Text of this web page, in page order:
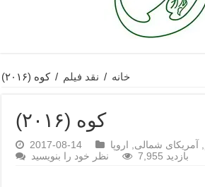
خانه / نقد فیلم / کوه (۲۰۱۶)
کوه (۲۰۱۶)
2017-08-14 آمریکای شمالی
اروپا
نظر خود را بنویسید
7,955 بازدید